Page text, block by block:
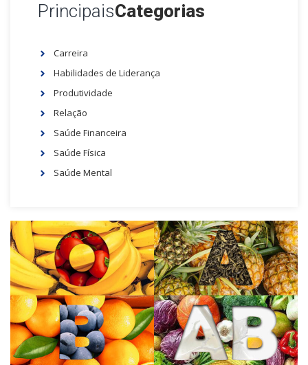
PrincipaisCategorias
Carreira
Habilidades de Liderança
Produtividade
Relação
Saúde Financeira
Saúde Física
Saúde Mental